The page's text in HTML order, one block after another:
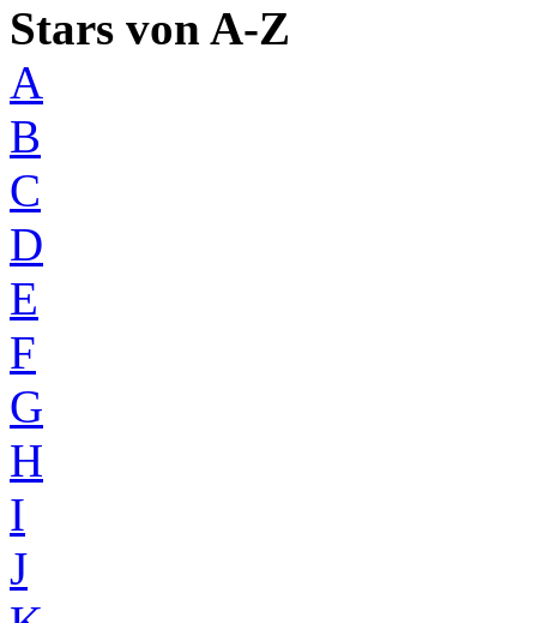
Stars von A-Z
A
B
C
D
E
F
G
H
I
J